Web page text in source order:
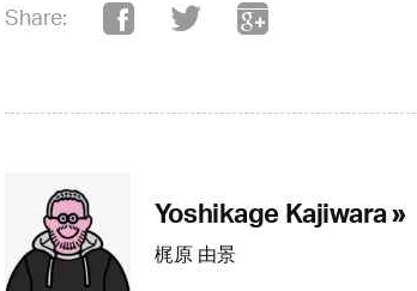
Share:
Yoshikage Kajiwara »
梶原 由景